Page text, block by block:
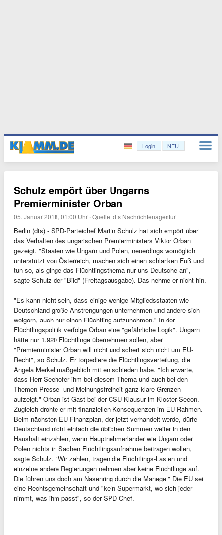
Login NEU
Schulz empört über Ungarns
Premierminister Orban
05. Januar 2018, 01:00 Uhr ·Quelle:dts Nachrichtenagentur
Berlin (dts) - SPD-Parteichef Martin Schulz hat sich empört über
das Verhalten des ungarischen Premierministers Viktor Orban
gezeigt. "Staaten wie Ungarn und Polen, neuerdings womöglich
unterstützt von Österreich, machen sich einen schlanken Fuß und
tun so, als ginge das Flüchtlingsthema nur uns Deutsche an",
sagte Schulz der "Bild" (Freitagsausgabe). Das nehme er nicht hin.
"Es kann nicht sein, dass einige wenige Mitgliedsstaaten wie
Deutschland große Anstrengungen unternehmen und andere sich
weigern, auch nur einen Flüchtling aufzunehmen." In der
Flüchtlingspolitik verfolge Orban eine "gefährliche Logik". Ungarn
hätte nur 1.920 Flüchtlinge übernehmen sollen, aber
"Premierminister Orban will nicht und schert sich nicht um EU-
Recht", so Schulz. Er torpediere die Flüchtlingsverteilung, die
Angela Merkel maßgeblich mit entschieden habe. "Ich erwarte,
dass Herr Seehofer ihm bei diesem Thema und auch bei den
Themen Presse- und Meinungsfreiheit ganz klare Grenzen
aufzeigt." Orban ist Gast bei der CSU-Klausur im Kloster Seeon.
Zugleich drohte er mit finanziellen Konsequenzen im EU-Rahmen.
Beim nächsten EU-Finanzplan, der jetzt verhandelt werde, dürfe
Deutschland nicht einfach die üblichen Summen weiter in den
Haushalt einzahlen, wenn Hauptnehmerländer wie Ungarn oder
Polen nichts in Sachen Flüchtlingsaufnahme beitragen wollen,
sagte Schulz. "Wir zahlen, tragen die Flüchtlings-Lasten und
einzelne andere Regierungen nehmen aber keine Flüchtlinge auf.
Die führen uns doch am Nasenring durch die Manege." Die EU sei
eine Rechtsgemeinschaft und "kein Supermarkt, wo sich jeder
nimmt, was ihm passt", so der SPD-Chef.